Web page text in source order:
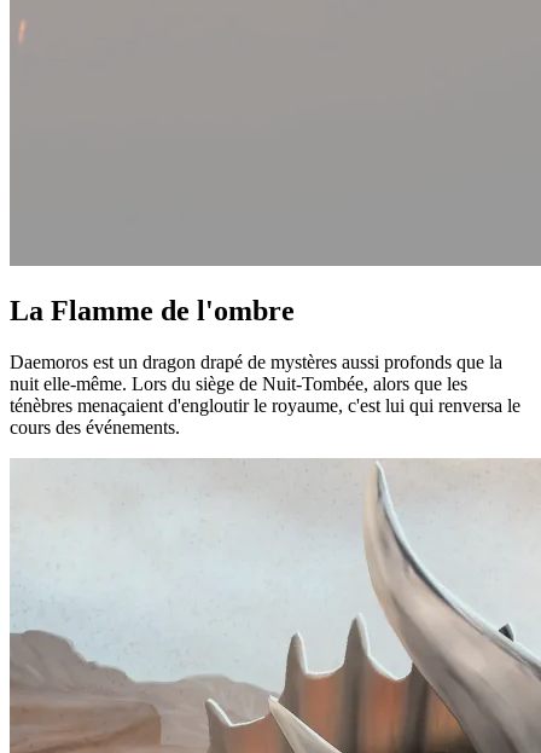
La Flamme de l'ombre
Daemoros est un dragon drapé de mystères aussi profonds que la
nuit elle-même. Lors du siège de Nuit-Tombée, alors que les
ténèbres menaçaient d'engloutir le royaume, c'est lui qui renversa le
cours des événements.